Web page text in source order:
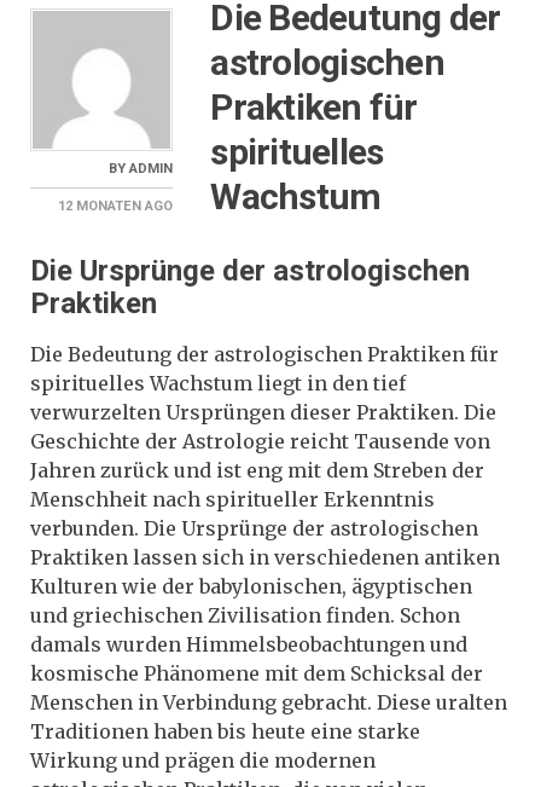
BYADMIN
12 MONATENAGO
Die Bedeutung der
astrologischen
Praktiken für
spirituelles
Wachstum
Die Ursprünge der astrologischen
Praktiken
Die Bedeutung der astrologischen Praktiken für
spirituelles Wachstum liegt in den tief
verwurzelten Ursprüngen dieser Praktiken. Die
Geschichte der Astrologie reicht Tausende von
Jahren zurück und ist eng mit dem Streben der
Menschheit nach spiritueller Erkenntnis
verbunden. Die Ursprünge der astrologischen
Praktiken lassen sich in verschiedenen antiken
Kulturen wie der babylonischen, ägyptischen
und griechischen Zivilisation finden. Schon
damals wurden Himmelsbeobachtungen und
kosmische Phänomene mit dem Schicksal der
Menschen in Verbindung gebracht. Diese uralten
Traditionen haben bis heute eine starke
Wirkung und prägen die modernen